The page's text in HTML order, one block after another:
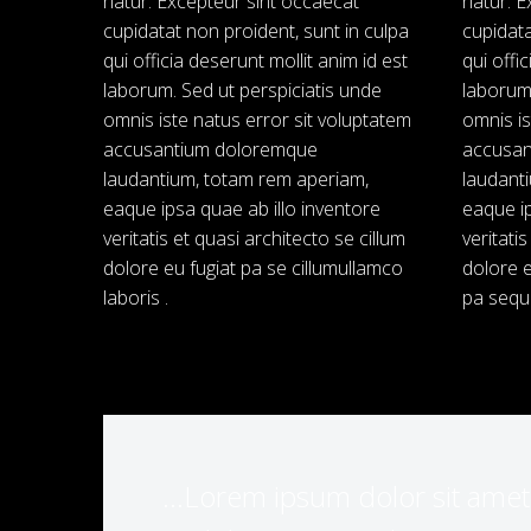
cupidatat non proident, sunt in culpa
qui officia deserunt mollit anim id est
laborum. Sed ut perspiciatis unde
omnis iste natus error sit voluptatem
accusantium doloremque
laudantium, totam rem aperiam,
eaque ipsa quae ab illo inventore
veritatis et quasi architecto se cillum
dolore eu fugiat pa se cillumullamco
laboris .
qui
omnis
eaque
dolore
pa